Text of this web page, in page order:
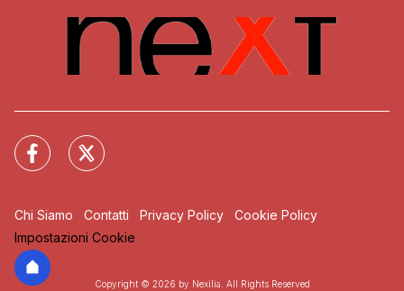
Chi Siamo Contatti Privacy Policy
Cookie Policy
Impostazioni Cookie
Copyright © 2026 by Nexilia. All Rights Reserved